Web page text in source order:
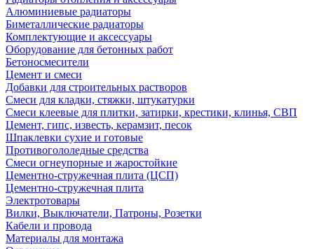
Алюминиевые радиаторы
Биметаллические радиаторы
Комплектующие и аксессуары
Оборудование для бетонных работ
Бетоносмесители
Цемент и смеси
Добавки для строительных растворов
Смеси для кладки, стяжки, штукатурки
Смеси клеевые для плитки, затирки, крестики, клинья, СВП
Цемент, гипс, известь, керамзит, песок
Шпаклевки сухие и готовые
Противогололедные средства
Смеси огнеупорные и жаростойкие
Цементно-стружечная плита (ЦСП)
Цементно-стружечная плита
Электротовары
Вилки, Выключатели, Патроны, Розетки
Кабели и провода
Материалы для монтажа